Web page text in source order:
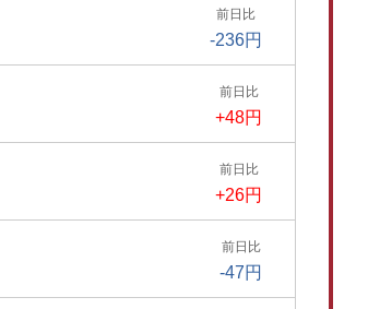
前日比
-236円
前日比
+48円
前日比
+26円
前日比
-47円